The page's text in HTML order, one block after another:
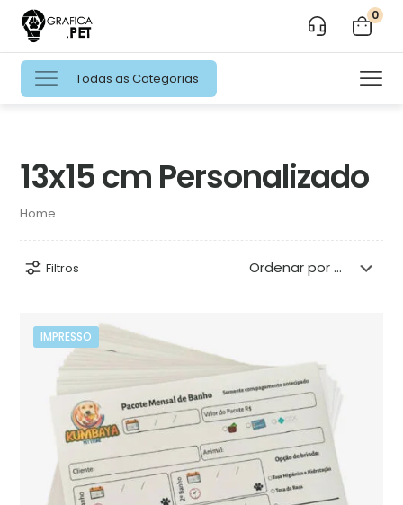
0
Todas as Categorias
13x15 cm Personalizado
Home
Filtros
IMPRESSO